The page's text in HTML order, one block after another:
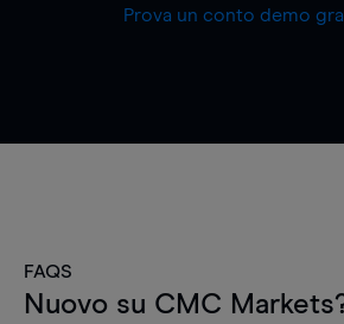
Prova un conto demo
FAQS
Nuovo su CMC